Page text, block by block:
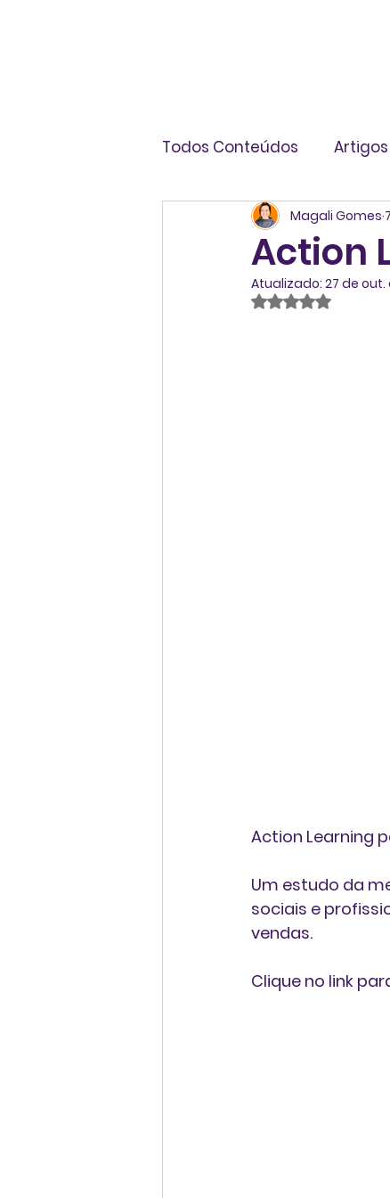
Todos Conteúdos Artigos
Infográficos
Action
Magali Gomes
Atualizado: 27 de out.
Avaliado com
Action Learning
Um estudo da
sociais e
vendas.
Clique no link